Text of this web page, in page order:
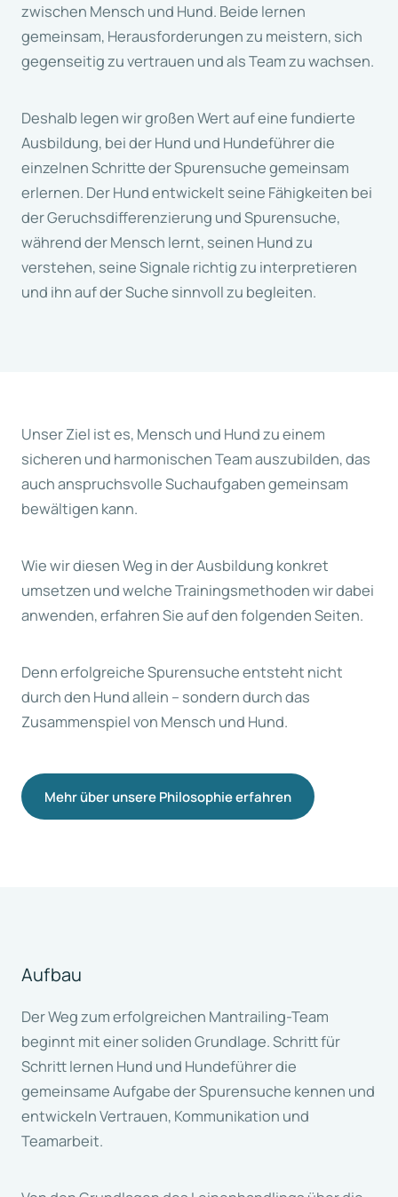
zwischen Mensch und Hund. Beide lernen
gemeinsam, Herausforderungen zu meistern, sich
gegenseitig zu vertrauen und als Team zu wachsen.
Deshalb legen wir großen Wert auf eine fundierte
Ausbildung, bei der Hund und Hundeführer die
einzelnen Schritte der Spurensuche gemeinsam
erlernen. Der Hund entwickelt seine Fähigkeiten bei
der Geruchsdifferenzierung und Spurensuche,
während der Mensch lernt, seinen Hund zu
verstehen, seine Signale richtig zu interpretieren
und ihn auf der Suche sinnvoll zu begleiten.
Unser Ziel ist es, Mensch und Hund zu einem
sicheren und harmonischen Team auszubilden, das
auch anspruchsvolle Suchaufgaben gemeinsam
bewältigen kann.
Wie wir diesen Weg in der Ausbildung konkret
umsetzen und welche Trainingsmethoden wir dabei
anwenden, erfahren Sie auf den folgenden Seiten.
Denn erfolgreiche Spurensuche entsteht nicht
durch den Hund allein – sondern durch das
Zusammenspiel von Mensch und Hund.
Mehr über unsere Philosophie erfahren
Aufbau
Der Weg zum erfolgreichen Mantrailing-Team
beginnt mit einer soliden Grundlage. Schritt für
Schritt lernen Hund und Hundeführer die
gemeinsame Aufgabe der Spurensuche kennen und
entwickeln Vertrauen, Kommunikation und
Teamarbeit.